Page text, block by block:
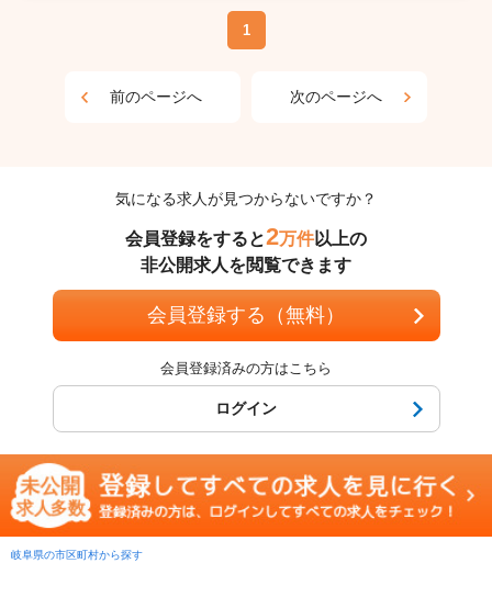
1
前のページへ 次のページへ
気になる求人が見つからないですか？
会員登録をすると2万件以上の
非公開求人を閲覧できます
会員登録する（無料）
会員登録済みの方はこちら
ログイン
岐阜県の市区町村から探す